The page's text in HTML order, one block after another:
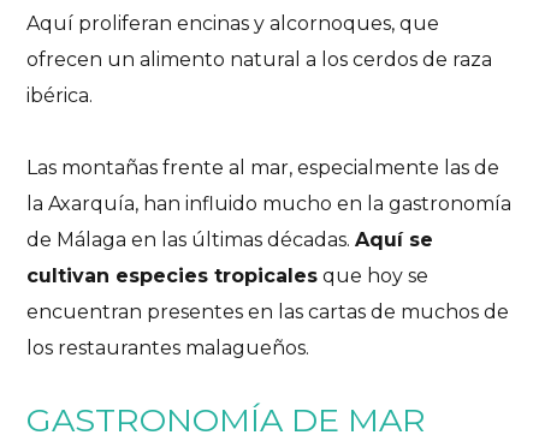
Aquí proliferan encinas y alcornoques, que
ofrecen un alimento natural a los cerdos de raza
ibérica.
Las montañas frente al mar, especialmente las de
la Axarquía, han influido mucho en la gastronomía
de Málaga en las últimas décadas.Aquí se
cultivan especies tropicales que hoy se
encuentran presentes en las cartas de muchos de
los restaurantes malagueños.
GASTRONOMÍA DE MAR